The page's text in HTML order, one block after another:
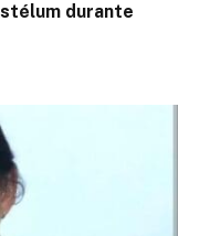
durante